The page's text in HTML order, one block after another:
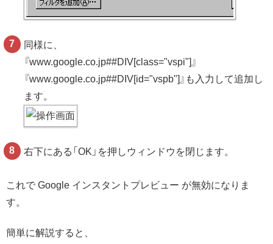
同様に、
『www.google.co.jp##DIV[class="vspi"]』
『www.google.co.jp##DIV[id="vspb"]』も入力して追加し
ます。
右下にある「OK」を押しウィンドウを閉じます。
これで Google インスタントプレビュー が無効になりま
す。
簡単に解説すると、